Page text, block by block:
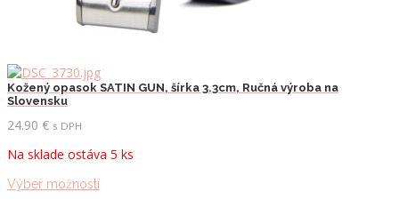
Kožený opasok SATIN GUN, šírka 3.3cm, Ručná výroba na
Slovensku
24.90 € s DPH
Na sklade ostáva 5 ks
Výber možnostíTento